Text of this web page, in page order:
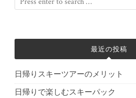
最近の投稿
日帰りスキーツアーのメリット
日帰りで楽しむスキーパック